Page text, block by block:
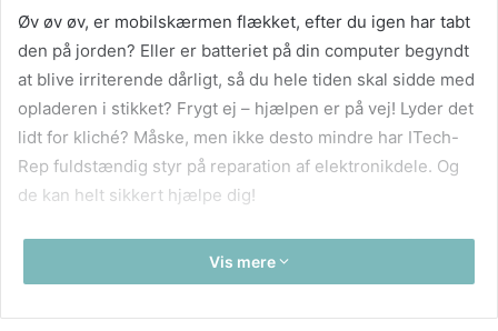
Øv øv øv, er mobilskærmen flækket, efter du igen har tabt
den på jorden? Eller er batteriet på din computer begyndt
at blive irriterende dårligt, så du hele tiden skal sidde med
opladeren i stikket? Frygt ej – hjælpen er på vej! Lyder det
lidt for kliché? Måske, men ikke desto mindre har ITech-
Rep fuldstændig styr på reparation af elektronikdele. Og
de kan helt sikkert hjælpe dig!
Vis mere